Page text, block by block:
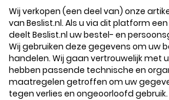
Wij verkopen (een deel van) onze
van Beslist.nl. Als u via dit platform
deelt Beslist.nl uw bestel- en
Wij gebruiken deze gegevens om uw
handelen. Wij gaan vertrouwelijk met
hebben passende technische en
maatregelen getroffen om uw
tegen verlies en ongeoorloofd gebruik.